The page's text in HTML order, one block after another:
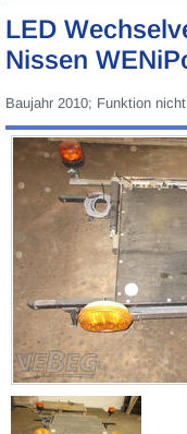
LED
Nissen
Baujahr 2010; Funktion